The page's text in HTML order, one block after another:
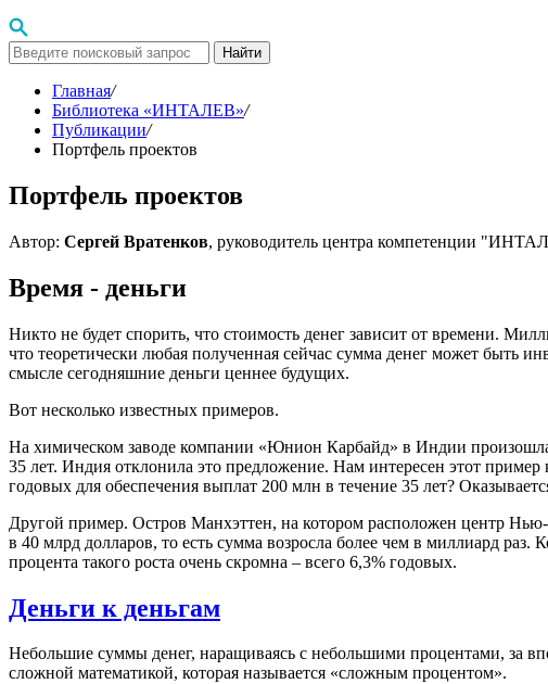
Найти
Главная/
Библиотека «ИНТАЛЕВ»/
Публикации/
Портфель проектов
Портфель проектов
Автор: Сергей Вратенков, руководитель центра компетенции
Время - деньги
Никто не будет спорить, что стоимость денег зависит от времени.
что теоретически любая полученная сейчас сумма денег может быть
смысле сегодняшние деньги ценнее будущих.
Вот несколько известных примеров.
На химическом заводе компании «Юнион Карбайд» в Индии
35 лет. Индия отклонила это предложение. Нам интересен этот
годовых для обеспечения выплат 200 млн в течение 35 лет?
Другой пример. Остров Манхэттен, на котором расположен центр
в 40 млрд долларов, то есть сумма возросла более чем в миллиард
процента такого роста очень скромна – всего 6,3% годовых.
Деньги к деньгам
Небольшие суммы денег, наращиваясь с небольшими процентами, за
сложной математикой, которая называется «сложным процентом».